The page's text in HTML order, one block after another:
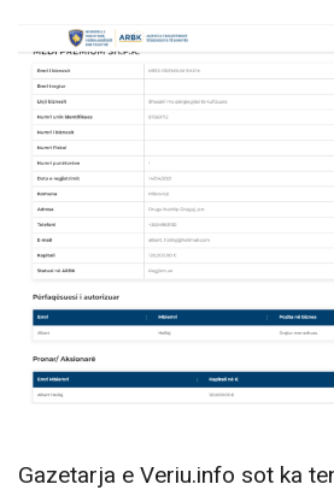
Gazetarja e Veriu.info sot ka